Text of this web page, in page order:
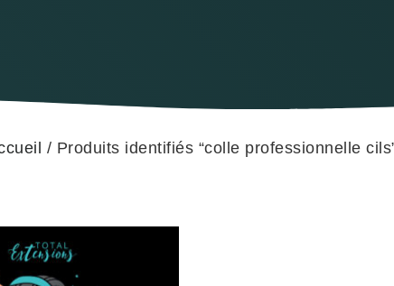
/ Produits identifiés “colle professionnelle